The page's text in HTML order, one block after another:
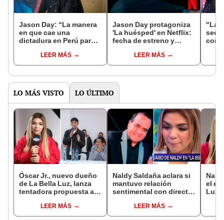
Jason Day: “La manera
en que cae una
dictadura en Perú para
democracia frívola sería
un buen thriller”
LEER MÁS
Jason Day protagoniza
'La huésped' en Netflix:
fecha de estreno y
de suspenso
LEER MÁS
"La
LO MÁS VISTO LO ÚLTIMO
Óscar Jr., nuevo dueño
de La Bella Luz, lanza
tentadora propuesta a
denuncia por
tocamientos: “Va a
LEER MÁS
Naldy Saldaña aclara si
mantuvo relación
sentimental con director
denunciarlo por
tocamientos: “Me
LEER MÁS
el
Luz